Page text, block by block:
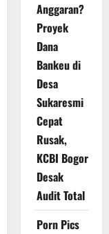
Anggaran?
Proyek
Dana
Bankeu di
Desa
Sukaresmi
Cepat
Rusak,
KCBI Bogor
Desak
Audit Total
Porn Pics